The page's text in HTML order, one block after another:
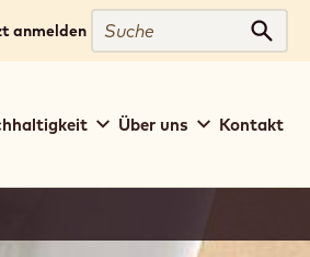
anmelden
Suche
Über uns Kontakt